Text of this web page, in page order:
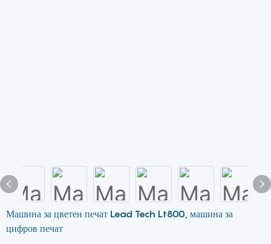
Машина за цветен печат Lead Tech Lt800, машина за
цифров печат